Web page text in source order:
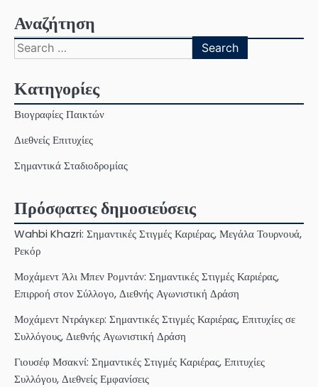
Αναζήτηση
Search
for:
Κατηγορίες
Βιογραφίες Παικτών
Διεθνείς Επιτυχίες
Σημαντικά Σταδιοδρομίας
Πρόσφατες δημοσιεύσεις
Wahbi Khazri: Σημαντικές Στιγμές Καριέρας, Μεγάλα Τουρνουά,
Ρεκόρ
Μοχάμεντ Άλι Μπεν Ρομντάν: Σημαντικές Στιγμές Καριέρας,
Επιρροή στον Σύλλογο, Διεθνής Αγωνιστική Δράση
Μοχάμεντ Ντράγκερ: Σημαντικές Στιγμές Καριέρας, Επιτυχίες σε
Συλλόγους, Διεθνής Αγωνιστική Δράση
Γιουσέφ Μσακνί: Σημαντικές Στιγμές Καριέρας, Επιτυχίες
Συλλόγου, Διεθνείς Εμφανίσεις